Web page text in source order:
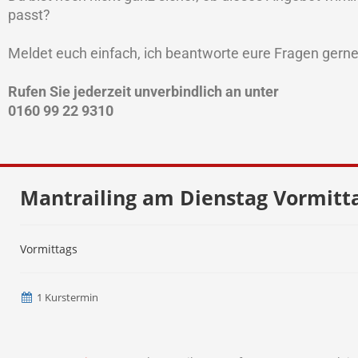
passt?
Meldet euch einfach, ich beantworte eure Fragen gerne
Rufen Sie jederzeit unverbindlich an unter
0160 99 22 9310